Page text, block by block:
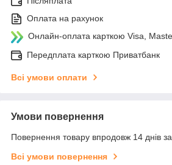
Оплата на рахунок
Онлайн-оплата карткою Visa,
Передплата карткою Приватбанк
Всі умови оплати
Умови повернення
Повернення товару впродовж 14 днів
Всі умови повернення